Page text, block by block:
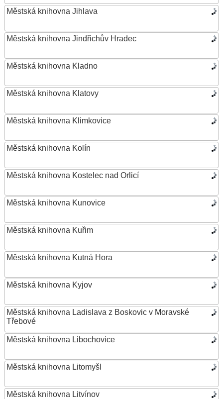
Městská knihovna Jihlava
Městská knihovna Jindřichův Hradec
Městská knihovna Kladno
Městská knihovna Klatovy
Městská knihovna Klimkovice
Městská knihovna Kolín
Městská knihovna Kostelec nad Orlicí
Městská knihovna Kunovice
Městská knihovna Kuřim
Městská knihovna Kutná Hora
Městská knihovna Kyjov
Městská knihovna Ladislava z Boskovic v Moravské
Třebové
Městská knihovna Libochovice
Městská knihovna Litomyšl
Městská knihovna Litvínov